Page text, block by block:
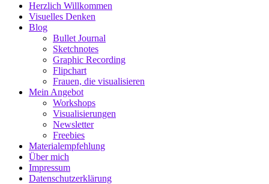
Herzlich Willkommen
Visuelles Denken
Blog
Bullet Journal
Sketchnotes
Graphic Recording
Flipchart
Frauen, die visualisieren
Mein Angebot
Workshops
Visualisierungen
Newsletter
Freebies
Materialempfehlung
Über mich
Impressum
Datenschutzerklärung